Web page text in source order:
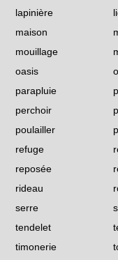
lapinière
maison
mouillage
oasis
parapluie
perchoir
poulailler
refuge
reposée
rideau
serre
tendelet
timonerie